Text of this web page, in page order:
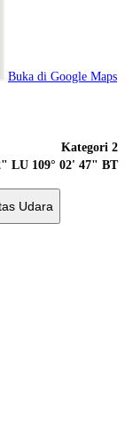
Buka di Google Maps
Kategori 2
LU 109° 02' 47" BT
Udara